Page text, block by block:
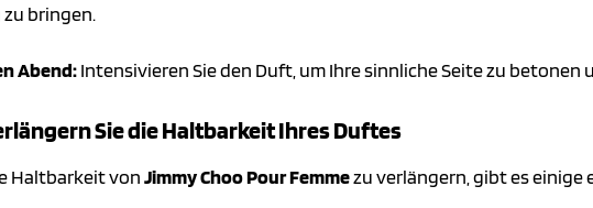
bringen.
Abend:Intensivieren Sie den Duft, um Ihre sinnliche Seite zu
Sie die Haltbarkeit Ihres Duftes
Haltbarkeit vonJimmy Choo Pour Femmezu verlängern, gibt es einige